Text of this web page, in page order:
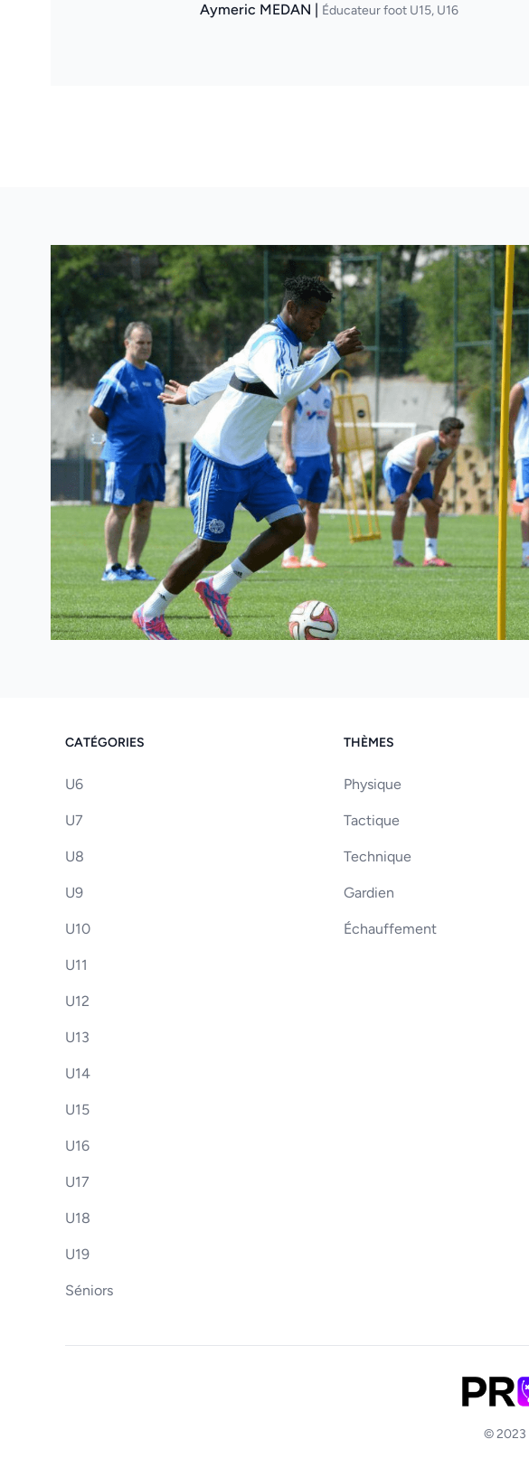
Aymeric MEDAN | Éducateur foot U15, U16
CATÉGORIES
U6
U7
U8
U9
U10
U11
U12
U13
U14
U15
U16
U17
U18
U19
Séniors
THÈMES
Physique
Tactique
Technique
Gardien
Échauffement
© 2023